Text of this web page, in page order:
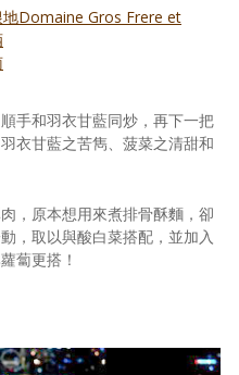
地Domaine Gros Frere et
手和羽衣甘藍同炒，再下一把
衣甘藍之苦雋、菠菜之清甜和
，原本想用來煮排骨酥麵，卻
，取以與酸白菜搭配，並加入
蔔更搭！